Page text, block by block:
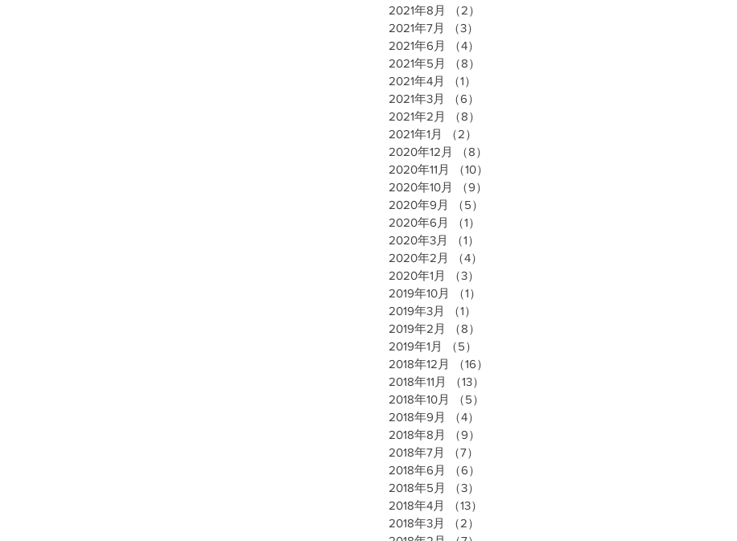
2021年8月
（2）
2021年7月
（3）
2021年6月
（4）
2021年5月
（8）
2021年4月
（1）
2021年3月
（6）
2021年2月
（8）
2021年1月
（2）
2020年12月
（8）
2020年11月
（10）
2020年10月
（9）
2020年9月
（5）
2020年6月
（1）
2020年3月
（1）
2020年2月
（4）
2020年1月
（3）
2019年10月
（1）
2019年3月
（1）
2019年2月
（8）
2019年1月
（5）
2018年12月
（16）
2018年11月
（13）
2018年10月
（5）
2018年9月
（4）
2018年8月
（9）
2018年7月
（7）
2018年6月
（6）
2018年5月
（3）
2018年4月
（13）
2018年3月
（2）